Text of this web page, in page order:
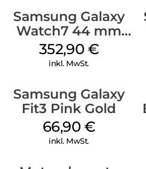
Samsung Galaxy
Watch7 44 mm
Silver
352,90 €
inkl. MwSt.
Samsung Galaxy
Fit3 Pink Gold
66,90 €
inkl. MwSt.